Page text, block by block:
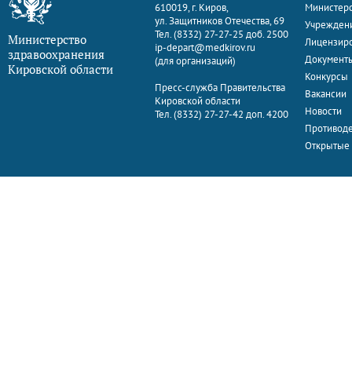
Министерство
здравоохранения
Кировской области
610019, г. Киров,
ул. Защитников Отечества, 69
Тел. (8332) 27-27-25 доб. 2500
ip-depart@medkirov.ru
(для организаций)
Пресс-служба Правительства
Кировской области
Тел. (8332) 27-27-42 доп. 4200
Конкурсы
Вакансии
Новости